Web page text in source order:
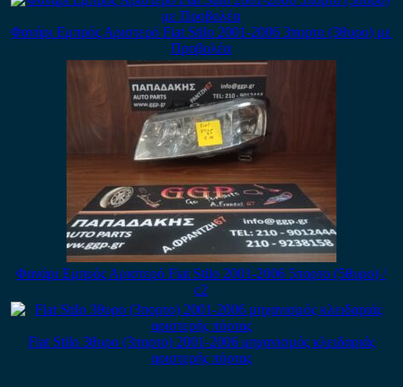
Φανάρι Εμπρός Αριστερό Fiat Stilo 2001-2006 3πορτο (3θυρο) με
Προβολέα
Φανάρι Εμπρός Αριστερό Fiat Stilo 2001-2006 5πορτο (5θυρο) /
c2
Fiat Stilo 3θυρο (3πορτο) 2001-2006 μηχανισμός κλειδαριάς
αριστερής πόρτας